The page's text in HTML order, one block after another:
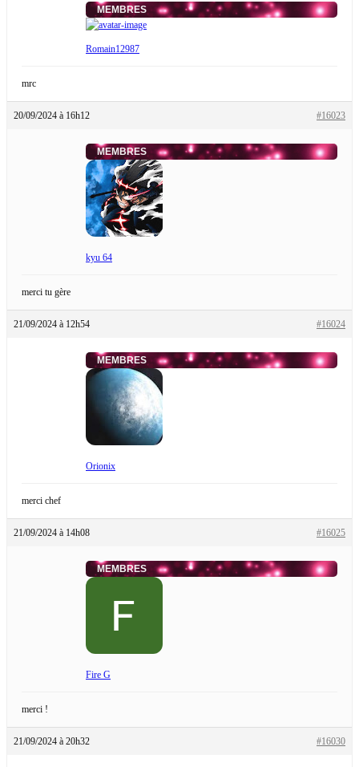
MEMBRES
Romain12987
mrc
20/09/2024 à 16h12 #16023
MEMBRES
kyu 64
merci tu gère
21/09/2024 à 12h54 #16024
MEMBRES
Orionix
merci chef
21/09/2024 à 14h08 #16025
MEMBRES
Fire G
merci !
21/09/2024 à 20h32 #16030